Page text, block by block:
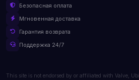
Безопасная оплата
Мгновенная доставка
Гарантия возврата
Поддержка 24/7
This site is not endorsed by or affiliated with Valve,